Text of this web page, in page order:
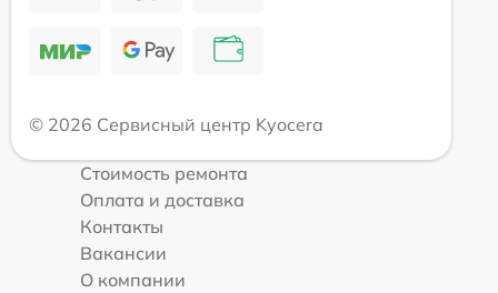
© 2026 Сервисный центр Kyocera
Стоимость ремонта
Оплата и доставка
Контакты
Вакансии
О компании